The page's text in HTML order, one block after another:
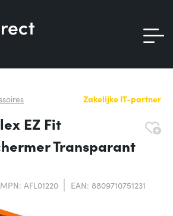
Zakelijke IT-partner
EZ Fit
Transparant
MPN: AFL01220 EAN: 8809710751231